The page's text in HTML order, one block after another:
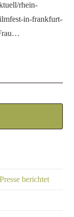
rhein-
in-frankfurt-
berichtet